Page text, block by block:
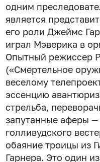
одним
является
его роли Джеймс
играл Мэверика в
Опытный режиссер
(«Смертельное
веселому
эссенцию
стрельба,
запутанные аферы
голливудского
обаяние троицы из
Гарнера. Это один